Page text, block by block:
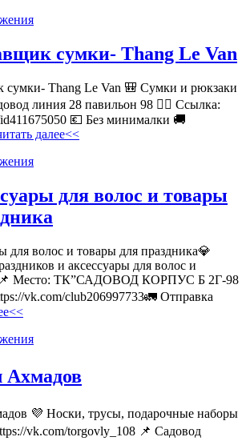
сумки- Thang Le Van
сумки- Thang Le Van 🎒 Сумки и рюкзаки
линия 28 павильон 98 👉🏻 Ссылка:
💶 Без минималки 🚚
далее<<
для волос и товары
для волос и товары для праздника💎
и аксессуары для волос и
Место: ТК”САДОВОД КОРПУС Б 2Г-98
vk.com/club206997733🚛 Отправка
Ахмадов
💜 Носки, трусы, подарочные наборы
vk.com/torgovly_108 📌 Садовод